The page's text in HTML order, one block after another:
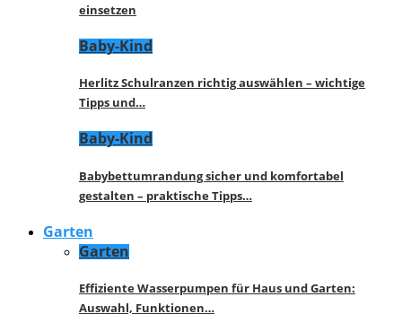
einsetzen
Baby-Kind
Herlitz Schulranzen richtig auswählen – wichtige
Tipps und…
Baby-Kind
Babybettumrandung sicher und komfortabel
gestalten – praktische Tipps…
Garten
Garten
Effiziente Wasserpumpen für Haus und Garten:
Auswahl, Funktionen…